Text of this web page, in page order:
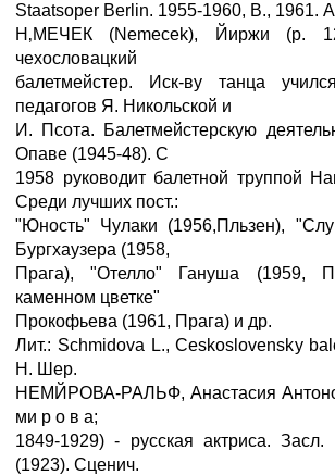
Staatsoper Berlin. 1955-1960, В., 1961.
Н‚МЕЧЕК (Nemecek), Йиржи (р.
чехословацкий
балетмейстер. Иск-ву танца
педагогов Я. Никольской и
И. Псота. Балетмейстерскую
Опаве (1945-48). С
1958 руководит балетной труппой
Среди лучших пост.:
"Юность" Чулаки (1956,Пльзен),
Бургхаузера (1958,
Прага), "Отелло" Гануша (1959,
каменном цветке"
Прокофьева (1961, Прага) и др.
Лит.: Schmidova L., Ceskoslovensky
H. Шер.
НЕМЙРОВА-РАЛЬФ, Анастасия
ми p о в а;
1849-1929) - русская актриса. Засл.
(1923). Сценич.